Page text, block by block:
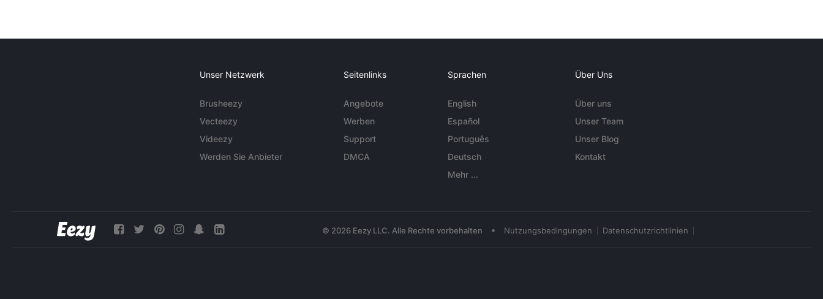
Unser Netzwerk
Brusheezy
Vecteezy
Videezy
Werden Sie Anbieter
Seitenlinks
Angebote
Werben
Support
DMCA
Sprachen
English
Español
Português
Deutsch
Mehr ...
Über Uns
Über uns
Unser Team
Unser Blog
Kontakt
© 2026 Eezy LLC. Alle Rechte vorbehalten • Nutzungsbedingungen Datenschutzrichtlinien